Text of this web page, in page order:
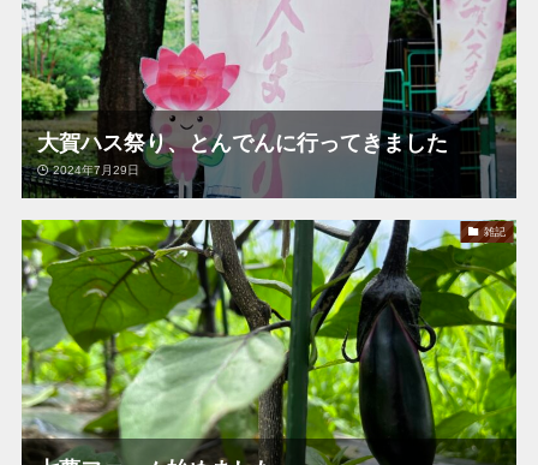
大賀ハス祭り、とんでんに行ってきました
2024年7月29日
雑記